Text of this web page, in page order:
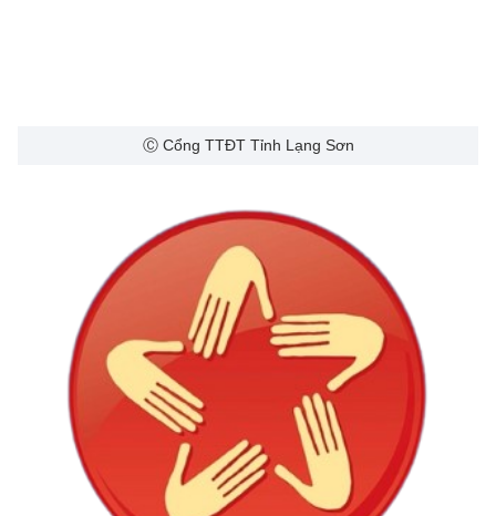
Ⓒ Cổng TTĐT Tỉnh Lạng Sơn